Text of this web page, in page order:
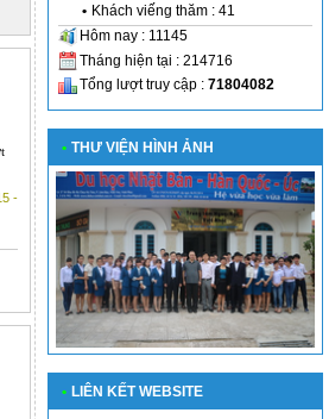
-
• Khách viếng thăm : 41
Hôm nay : 11145
Tháng hiện tại : 214716
Tổng lượt truy cập : 71804082
• THƯ VIỆN HÌNH ẢNH
• LIÊN KẾT WEBSITE